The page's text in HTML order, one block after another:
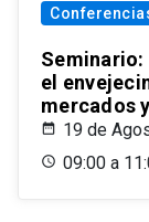
Seminario:
el
mercados
19 de
09:00 a